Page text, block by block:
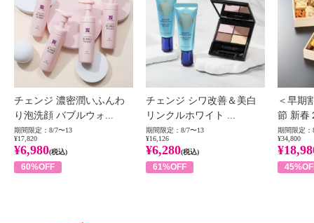
チェンジ 濃密潤いふんわ
り泡洗顔 バブルウォ...
期間限定：8/7〜13
¥17,820
¥6,980(税込)
60%OFF
チェンジ シワ改善＆美白
リンクルホワイト ...
期間限定：8/7〜13
¥16,126
¥6,280(税込)
61%OFF
＜早期
節 新春
期間限定：
¥34,800